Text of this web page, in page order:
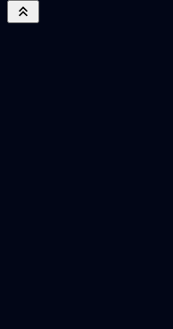
keyboard_double_arrow_up